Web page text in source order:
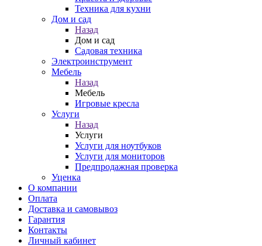
Техника для кухни
Дом и сад
Назад
Дом и сад
Садовая техника
Электроинструмент
Мебель
Назад
Мебель
Игровые кресла
Услуги
Назад
Услуги
Услуги для ноутбуков
Услуги для мониторов
Предпродажная проверка
Уценка
О компании
Оплата
Доставка и самовывоз
Гарантия
Контакты
Личный кабинет